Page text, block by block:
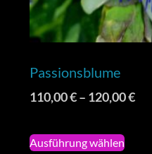
Passionsblume
110,00€– 120,00€
Ausführung wählen